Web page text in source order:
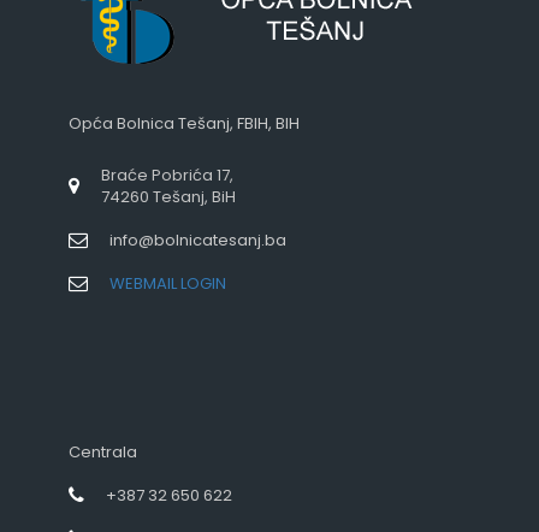
Opća Bolnica Tešanj, FBIH, BIH
Braće Pobrića 17,
74260 Tešanj, BiH
info@bolnicatesanj.ba
WEBMAIL LOGIN
Centrala
+387 32 650 622